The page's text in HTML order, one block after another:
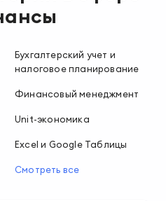
Бухгалтерский учет и
налоговое планирование
Финансовый менеджмент
Unit-экономика
Excel и Google Таблицы
Смотреть все